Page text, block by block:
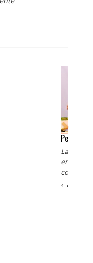
tratado sin
verdad de antaño